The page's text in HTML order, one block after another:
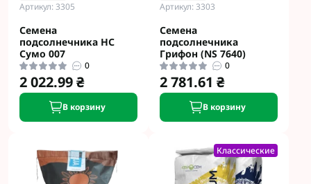
Артикул: 3305
Семена
подсолнечника НС
Сумо 007
0
2 022.99 ₴
В корзину
Артикул: 3303
Семена
подсолнечника
Грифон (NS 7640)
0
2 781.61 ₴
В корзину
Классические